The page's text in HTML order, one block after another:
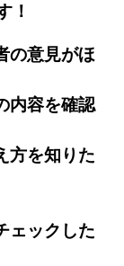
！
の意見がほ
内容を確認
方を知りた
ェックした